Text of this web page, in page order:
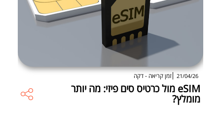
21/04/26 זמן קריאה - דקה
eSIM מול כרטיס סים פיזי: מה יותר
מומלץ?